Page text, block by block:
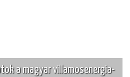
a magyar villamosenergia-